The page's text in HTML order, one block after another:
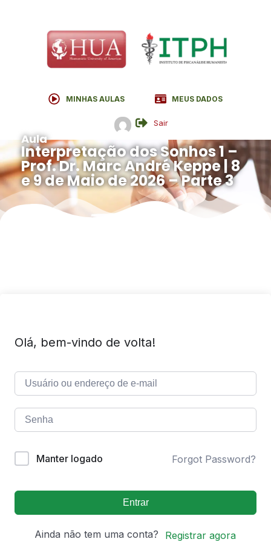
MINHAS AULAS MEUS DADOS
Sair
Aula
Interpretação dos Sonhos 1 –
Prof. Dr. Marc André Keppe | 8
e 9 de Maio de 2026 – Parte 3
Olá, bem-vindo de volta!
Manter logado Forgot Password?
Entrar
Ainda não tem uma conta? Registrar agora